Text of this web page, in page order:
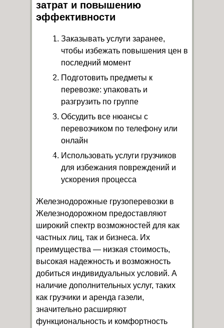
затрат и повышению
эффективности
Заказывать услуги заранее,
чтобы избежать повышения цен в
последний момент
Подготовить предметы к
перевозке: упаковать и
разгрузить по группе
Обсудить все нюансы с
перевозчиком по телефону или
онлайн
Использовать услуги грузчиков
для избежания повреждений и
ускорения процесса
Железнодорожные грузоперевозки в
Железнодорожном предоставляют
широкий спектр возможностей для как
частных лиц, так и бизнеса. Их
преимущества — низкая стоимость,
высокая надежность и возможность
добиться индивидуальных условий. А
наличие дополнительных услуг, таких
как грузчики и аренда газели,
значительно расширяют
функциональность и комфортность